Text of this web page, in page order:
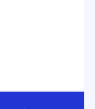
多少？